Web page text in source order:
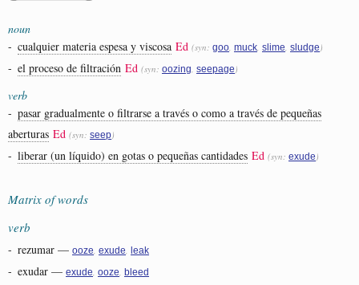
noun
- cualquier materia espesa y viscosa Ed (syn: goo muck slime sludge )
- el proceso de filtración Ed (syn: oozing seepage )
verb
- pasar gradualmente o filtrarse a través o como a través de pequeñas
aberturas Ed (syn: seep)
- liberar (un líquido) en gotas o pequeñas cantidades Ed (syn: exude )
Matrix of words
verb
- rezumar — ooze exude leak
- exudar — exude ooze bleed